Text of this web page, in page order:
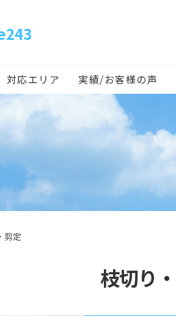
対応エリア 実績/お客様の声
剪定
枝切り